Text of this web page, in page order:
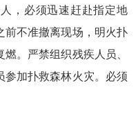
，必须迅速赶赴指定地
前不准撤离现场，明火扑
。严禁组织残疾人员、
参加扑救森林火灾。必须